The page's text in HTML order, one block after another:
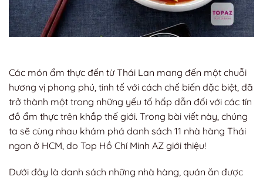
Các món ẩm thực đến từ Thái Lan mang đến một chuỗi
hương vị phong phú, tinh tế với cách chế biến đặc biệt, đã
trở thành một trong những yếu tố hấp dẫn đối với các tín
đồ ẩm thực trên khắp thế giới. Trong bài viết này, chúng
ta sẽ cùng nhau khám phá danh sách 11 nhà hàng Thái
ngon ở HCM, do Top Hồ Chí Minh AZ giới thiệu!
Dưới đây là danh sách những nhà hàng, quán ăn được